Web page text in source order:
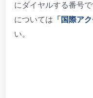
にダイヤルする番号
については 「 国際ア
い。